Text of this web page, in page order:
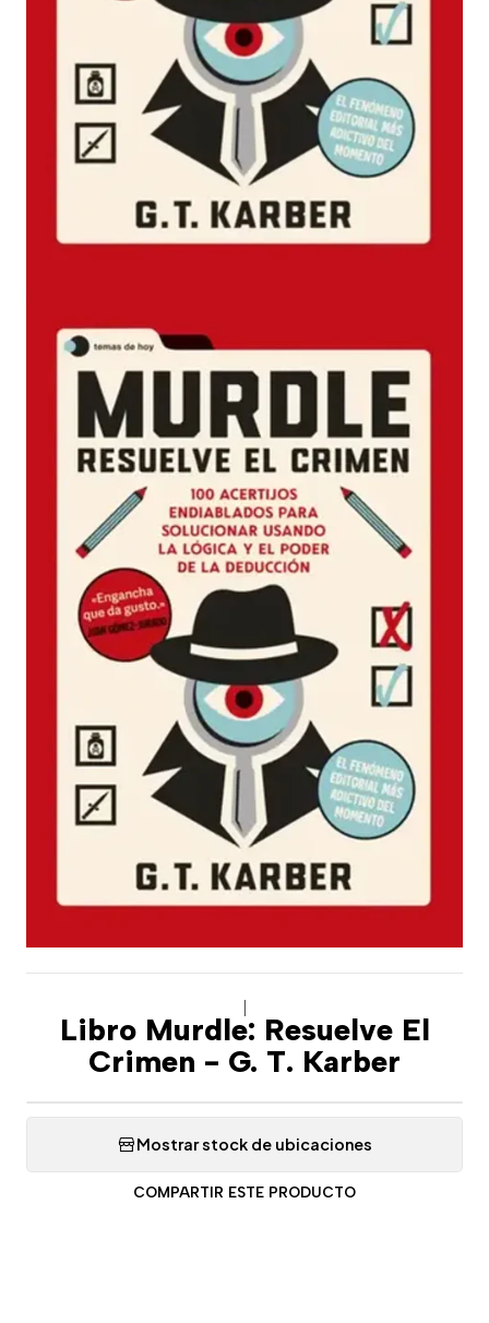
Libro Murdle: Resuelve El
Crimen - G. T. Karber
Mostrar stock de ubicaciones
COMPARTIR ESTE PRODUCTO